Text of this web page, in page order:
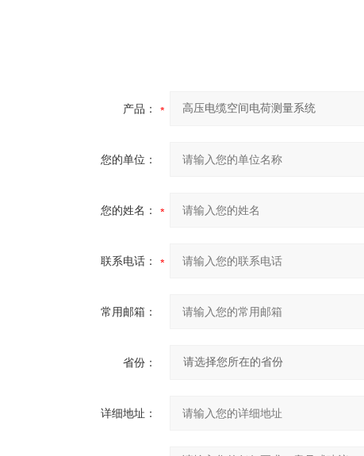
产品：
您的单位：
您的姓名：
联系电话：
常用邮箱：
省份：
详细地址：